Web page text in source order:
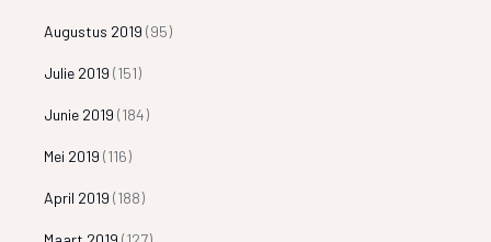
Augustus 2019 (95)
Julie 2019 (151)
Junie 2019 (184)
Mei 2019 (116)
April 2019 (188)